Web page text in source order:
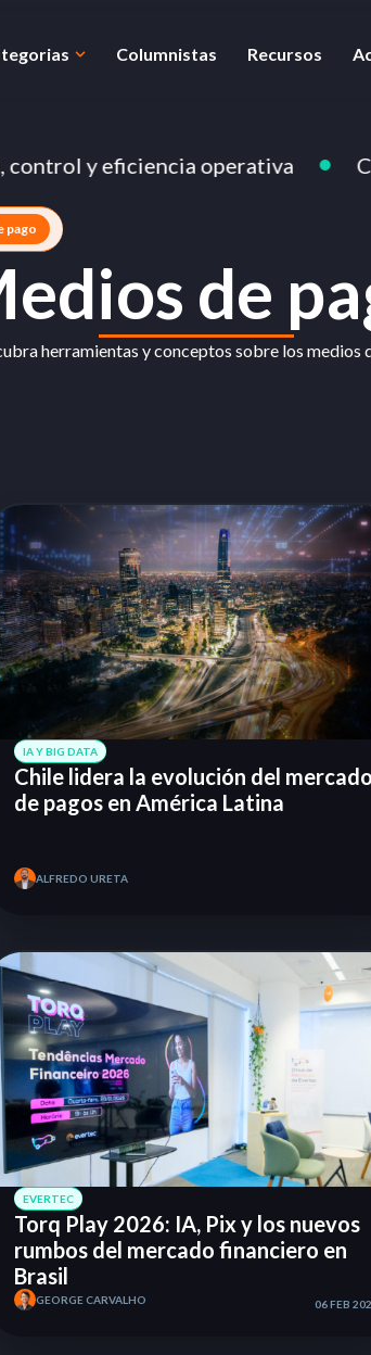
Columnistas Recursos
y eficiencia operativa
pago
de
herramientas y conceptos sobre los medios
IA Y BIG DATA
Chile lidera la evolución del mercado
de pagos en América Latina
ALFREDO URETA
EVERTEC
Torq Play 2026: IA, Pix y los nuevos
rumbos del mercado financiero en
Brasil
GEORGE CARVALHO 06 FEB